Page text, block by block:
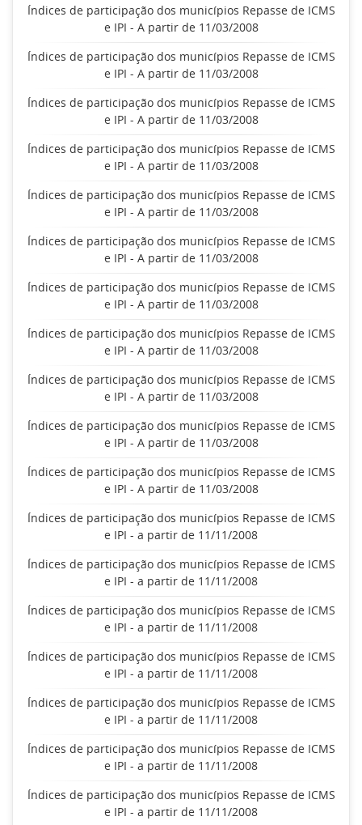
Índices de participação dos municípios Repasse de ICMS
e IPI - A partir de 11/03/2008
Índices de participação dos municípios Repasse de ICMS
e IPI - A partir de 11/03/2008
Índices de participação dos municípios Repasse de ICMS
e IPI - A partir de 11/03/2008
Índices de participação dos municípios Repasse de ICMS
e IPI - A partir de 11/03/2008
Índices de participação dos municípios Repasse de ICMS
e IPI - A partir de 11/03/2008
Índices de participação dos municípios Repasse de ICMS
e IPI - A partir de 11/03/2008
Índices de participação dos municípios Repasse de ICMS
e IPI - A partir de 11/03/2008
Índices de participação dos municípios Repasse de ICMS
e IPI - A partir de 11/03/2008
Índices de participação dos municípios Repasse de ICMS
e IPI - A partir de 11/03/2008
Índices de participação dos municípios Repasse de ICMS
e IPI - A partir de 11/03/2008
Índices de participação dos municípios Repasse de ICMS
e IPI - A partir de 11/03/2008
Índices de participação dos municípios Repasse de ICMS
e IPI - a partir de 11/11/2008
Índices de participação dos municípios Repasse de ICMS
e IPI - a partir de 11/11/2008
Índices de participação dos municípios Repasse de ICMS
e IPI - a partir de 11/11/2008
Índices de participação dos municípios Repasse de ICMS
e IPI - a partir de 11/11/2008
Índices de participação dos municípios Repasse de ICMS
e IPI - a partir de 11/11/2008
Índices de participação dos municípios Repasse de ICMS
e IPI - a partir de 11/11/2008
Índices de participação dos municípios Repasse de ICMS
e IPI - a partir de 11/11/2008